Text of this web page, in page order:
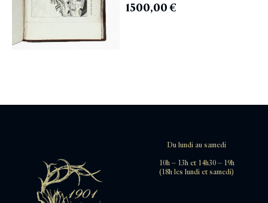
1500,00€
Du lundi au samedi
10h – 13h et 14h30 – 19h
(18h les lundi et samedi)